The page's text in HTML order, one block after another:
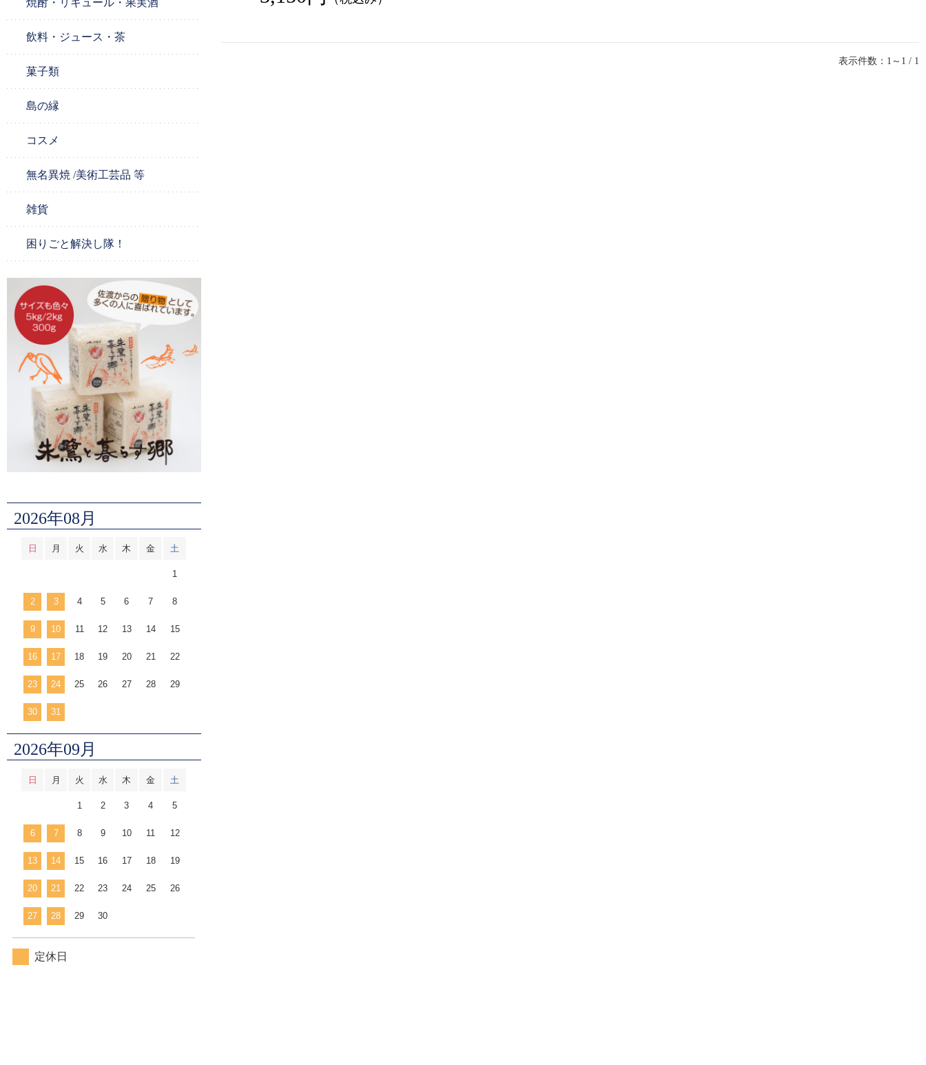
表示件数：1～1 / 1
焼酎・リキュール・果実酒
飲料・ジュース・茶
菓子類
島の縁
コスメ
無名異焼 /美術工芸品 等
雑貨
困りごと解決し隊！
2026年08月
日 月 火 水 木 金 土
1
2 3 4 5 6 7 8
9 10 11 12 13 14 15
16 17 18 19 20 21 22
23 24 25 26 27 28 29
30 31
2026年09月
日 月 火 水 木 金 土
1 2 3 4 5
6 7 8 9 10 11 12
13 14 15 16 17 18 19
20 21 22 23 24 25 26
27 28 29 30
定休日